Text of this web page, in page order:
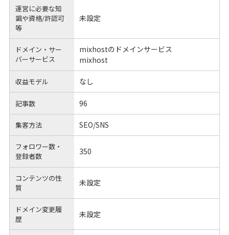
運営に必要な知
識や資格/許認可
等
未設定
ドメイン・サー
バーサービス
mixhostのドメインサービス
mixhost
収益モデル なし
記事数 96
集客方法 SEO/SNS
フォロワー数・
登録者数
350
コンテンツの性
質
未設定
ドメイン変更履
歴
未設定